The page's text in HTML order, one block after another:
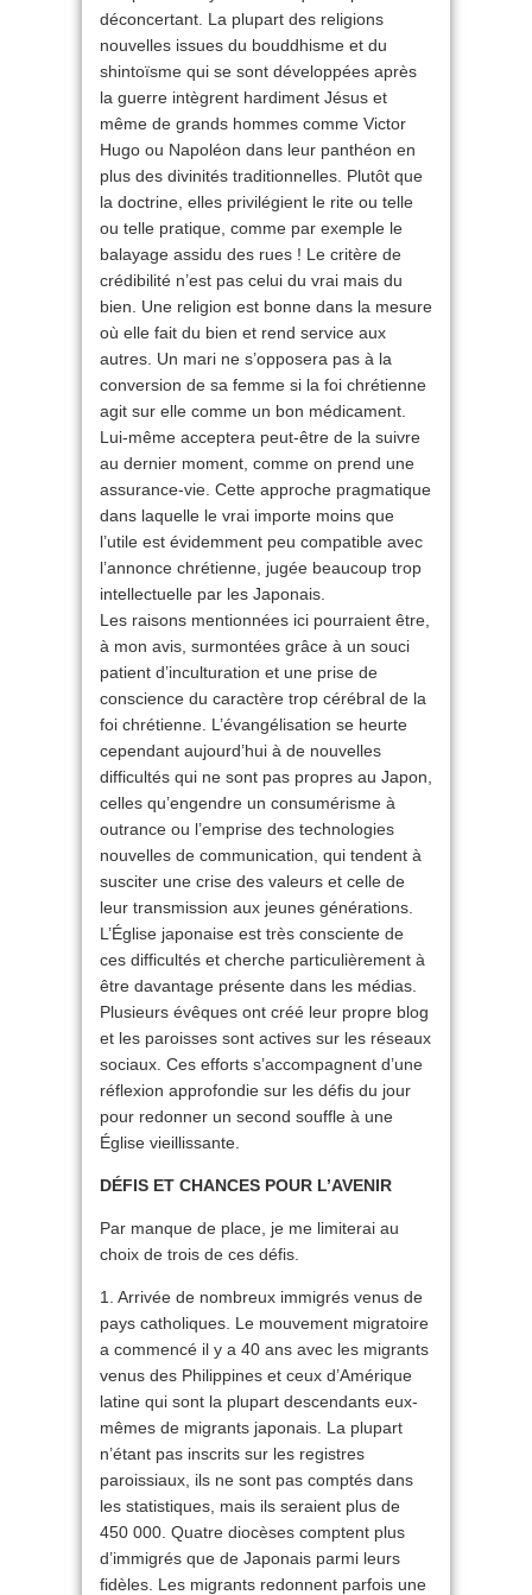
déconcertant. La plupart des religions
nouvelles issues du bouddhisme et du
shintoïsme qui se sont développées après
la guerre intègrent hardiment Jésus et
même de grands hommes comme Victor
Hugo ou Napoléon dans leur panthéon en
plus des divinités traditionnelles. Plutôt que
la doctrine, elles privilégient le rite ou telle
ou telle pratique, comme par exemple le
balayage assidu des rues ! Le critère de
crédibilité n’est pas celui du vrai mais du
bien. Une religion est bonne dans la mesure
où elle fait du bien et rend service aux
autres. Un mari ne s’opposera pas à la
conversion de sa femme si la foi chrétienne
agit sur elle comme un bon médicament.
Lui-même acceptera peut-être de la suivre
au dernier moment, comme on prend une
assurance-vie. Cette approche pragmatique
dans laquelle le vrai importe moins que
l’utile est évidemment peu compatible avec
l’annonce chrétienne, jugée beaucoup trop
intellectuelle par les Japonais.
Les raisons mentionnées ici pourraient être,
à mon avis, surmontées grâce à un souci
patient d’inculturation et une prise de
conscience du caractère trop cérébral de la
foi chrétienne. L’évangélisation se heurte
cependant aujourd’hui à de nouvelles
difficultés qui ne sont pas propres au Japon,
celles qu’engendre un consumérisme à
outrance ou l’emprise des technologies
nouvelles de communication, qui tendent à
susciter une crise des valeurs et celle de
leur transmission aux jeunes générations.
L’Église japonaise est très consciente de
ces difficultés et cherche particulièrement à
être davantage présente dans les médias.
Plusieurs évêques ont créé leur propre blog
et les paroisses sont actives sur les réseaux
sociaux. Ces efforts s’accompagnent d’une
réflexion approfondie sur les défis du jour
pour redonner un second souffle à une
Église vieillissante.
DÉFIS ET CHANCES POUR L’AVENIR
Par manque de place, je me limiterai au
choix de trois de ces défis.
1. Arrivée de nombreux immigrés venus de
pays catholiques. Le mouvement migratoire
a commencé il y a 40 ans avec les migrants
venus des Philippines et ceux d’Amérique
latine qui sont la plupart descendants eux-
mêmes de migrants japonais. La plupart
n’étant pas inscrits sur les registres
paroissiaux, ils ne sont pas comptés dans
les statistiques, mais ils seraient plus de
450 000. Quatre diocèses comptent plus
d’immigrés que de Japonais parmi leurs
fidèles. Les migrants redonnent parfois une